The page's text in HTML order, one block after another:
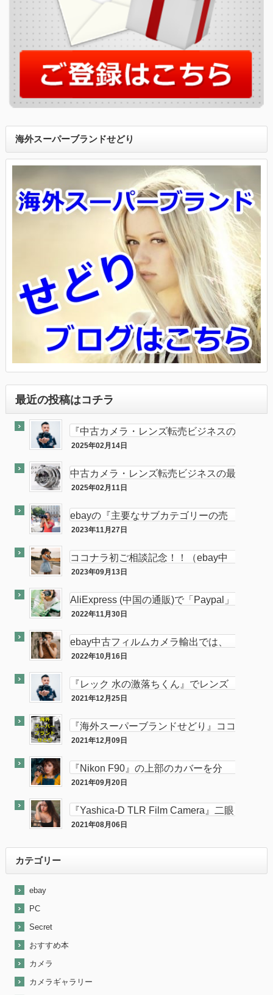
海外スーパーブランドせどり
最近の投稿はコチラ
『中古カメラ・レンズ転売ビジネスの
最終奥義教えます』のebay輸出会員
2025年02月14日
中古カメラ・レンズ転売ビジネスの最
終奥義教えます…を販売開始し数ヶ月
2025年02月11日
ebayの『主要なサブカテゴリーの売
れ筋』がカメラである件
2023年11月27日
ココナラ初ご相談記念！！（ebay中
古フィルムカメラ輸出の相談をお受け
2023年09月13日
AliExpress (中国の通販)で「Paypal」
使って買い物してみた
2022年11月30日
ebay中古フィルムカメラ輸出では、
意外と「二眼カメラ」がオススメ…か
2022年10月16日
『レック 水の激落ちくん』でレンズ
のカビが簡単に落とせてふき取りも超
2021年12月25日
『海外スーパーブランドせどり』ココ
ナラに出品致しました。
2021年12月09日
『Nikon F90』の上部のカバーを分
解・修理してみた。
2021年09月20日
『Yashica-D TLR Film Camera』二眼
カメラが売れました。
2021年08月06日
カテゴリー
ebay
PC
Secret
おすすめ本
カメラ
カメラギャラリー